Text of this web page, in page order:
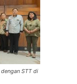
STT di